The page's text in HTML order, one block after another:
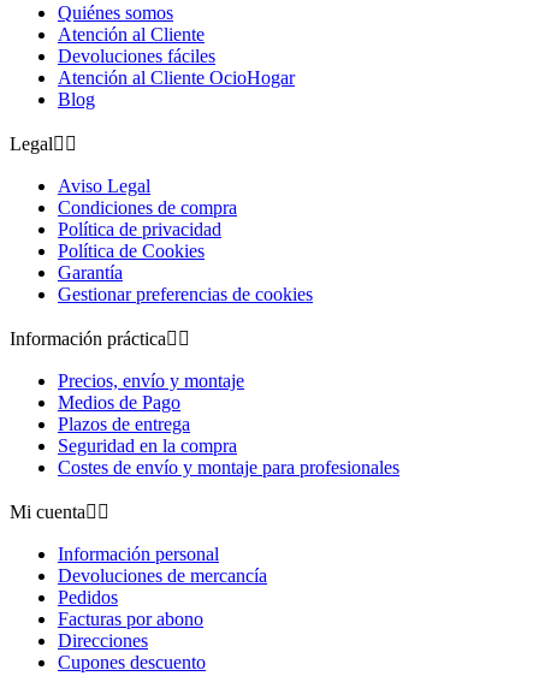
Quiénes somos
Atención al Cliente
Devoluciones fáciles
Atención al Cliente OcioHogar
Blog
Legal 
Aviso Legal
Condiciones de compra
Política de privacidad
Política de Cookies
Garantía
Gestionar preferencias de cookies
Información práctica 
Precios, envío y montaje
Medios de Pago
Plazos de entrega
Seguridad en la compra
Costes de envío y montaje para profesionales
Mi cuenta 
Información personal
Devoluciones de mercancía
Pedidos
Facturas por abono
Direcciones
Cupones descuento